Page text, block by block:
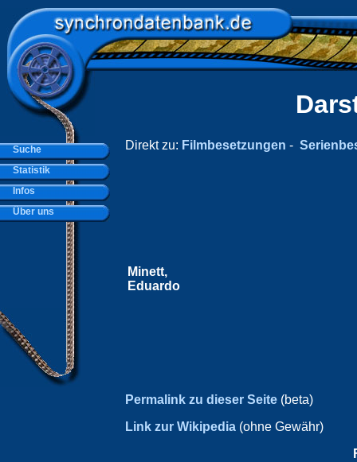
Direkt zu: Filmbesetzungen -
Minett,
Eduardo
Permalink zu dieser Seite (beta)
Link zur Wikipedia (ohne Gewähr)
Suche
Statistik
Infos
Über uns